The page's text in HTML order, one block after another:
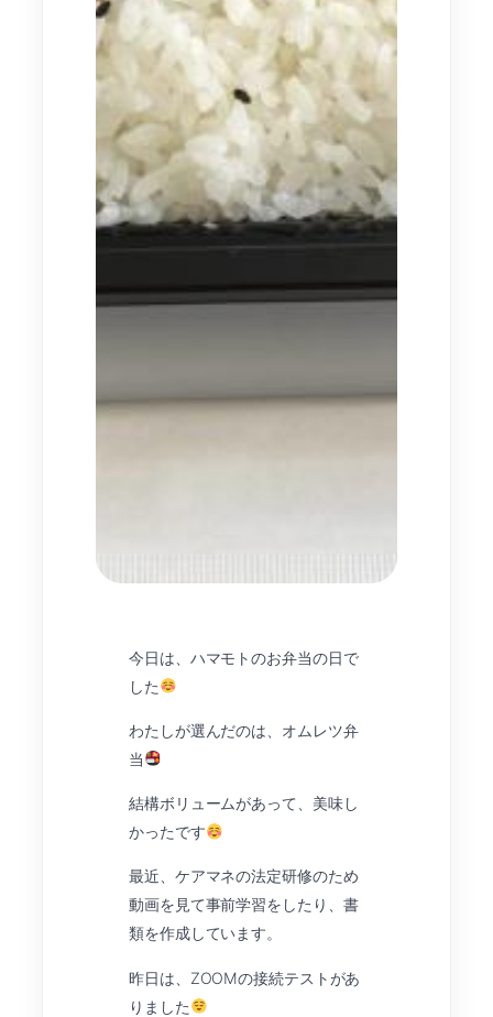
今日は、ハマモトのお弁当の日で
した
わたしが選んだのは、オムレツ弁
当
結構ボリュームがあって、美味し
かったです
最近、ケアマネの法定研修のため
動画を見て事前学習をしたり、書
類を作成しています。
昨日は、ZOOMの接続テストがあ
りました